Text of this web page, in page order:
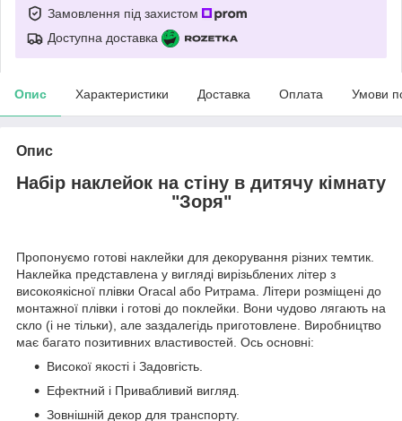
Замовлення під захистом
Доступна доставка
Опис Характеристики Доставка Оплата Умови
Опис
Набір наклейок на стіну в дитячу кімнату
"Зоря"
Пропонуємо готові наклейки для декорування різних темтик.
Наклейка представлена у вигляді вирізьблених літер з
високоякісної плівки Oracal або Ритрама. Літери розміщені до
монтажної плівки і готові до поклейки. Вони чудово лягають на
скло (і не тільки), але заздалегідь приготовлене. Виробництво
має багато позитивних властивостей. Ось основні:
Високої якості і Задовгість.
Ефектний і Привабливий вигляд.
Зовнішній декор для транспорту.